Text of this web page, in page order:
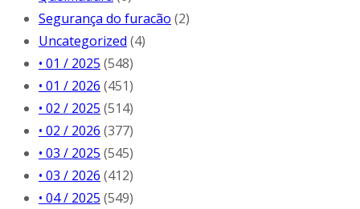
Segurança do furacão (2)
Uncategorized (4)
• 01 / 2025 (548)
• 01 / 2026 (451)
• 02 / 2025 (514)
• 02 / 2026 (377)
• 03 / 2025 (545)
• 03 / 2026 (412)
• 04 / 2025 (549)